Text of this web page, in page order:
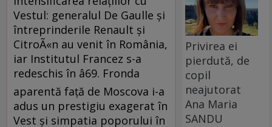
Vestul: generalul De Gaulle şi
întreprinderile Renault şi
CitroÃ«n au venit în România,
iar Institutul Francez s-a
redeschis în â69. Fronda
aparentă faţă de Moscova i-a
adus un prestigiu exagerat în
Vest şi simpatia poporului în
Privirea ei
pierdută, de
copil
neajutorat
Ana Maria
SANDU